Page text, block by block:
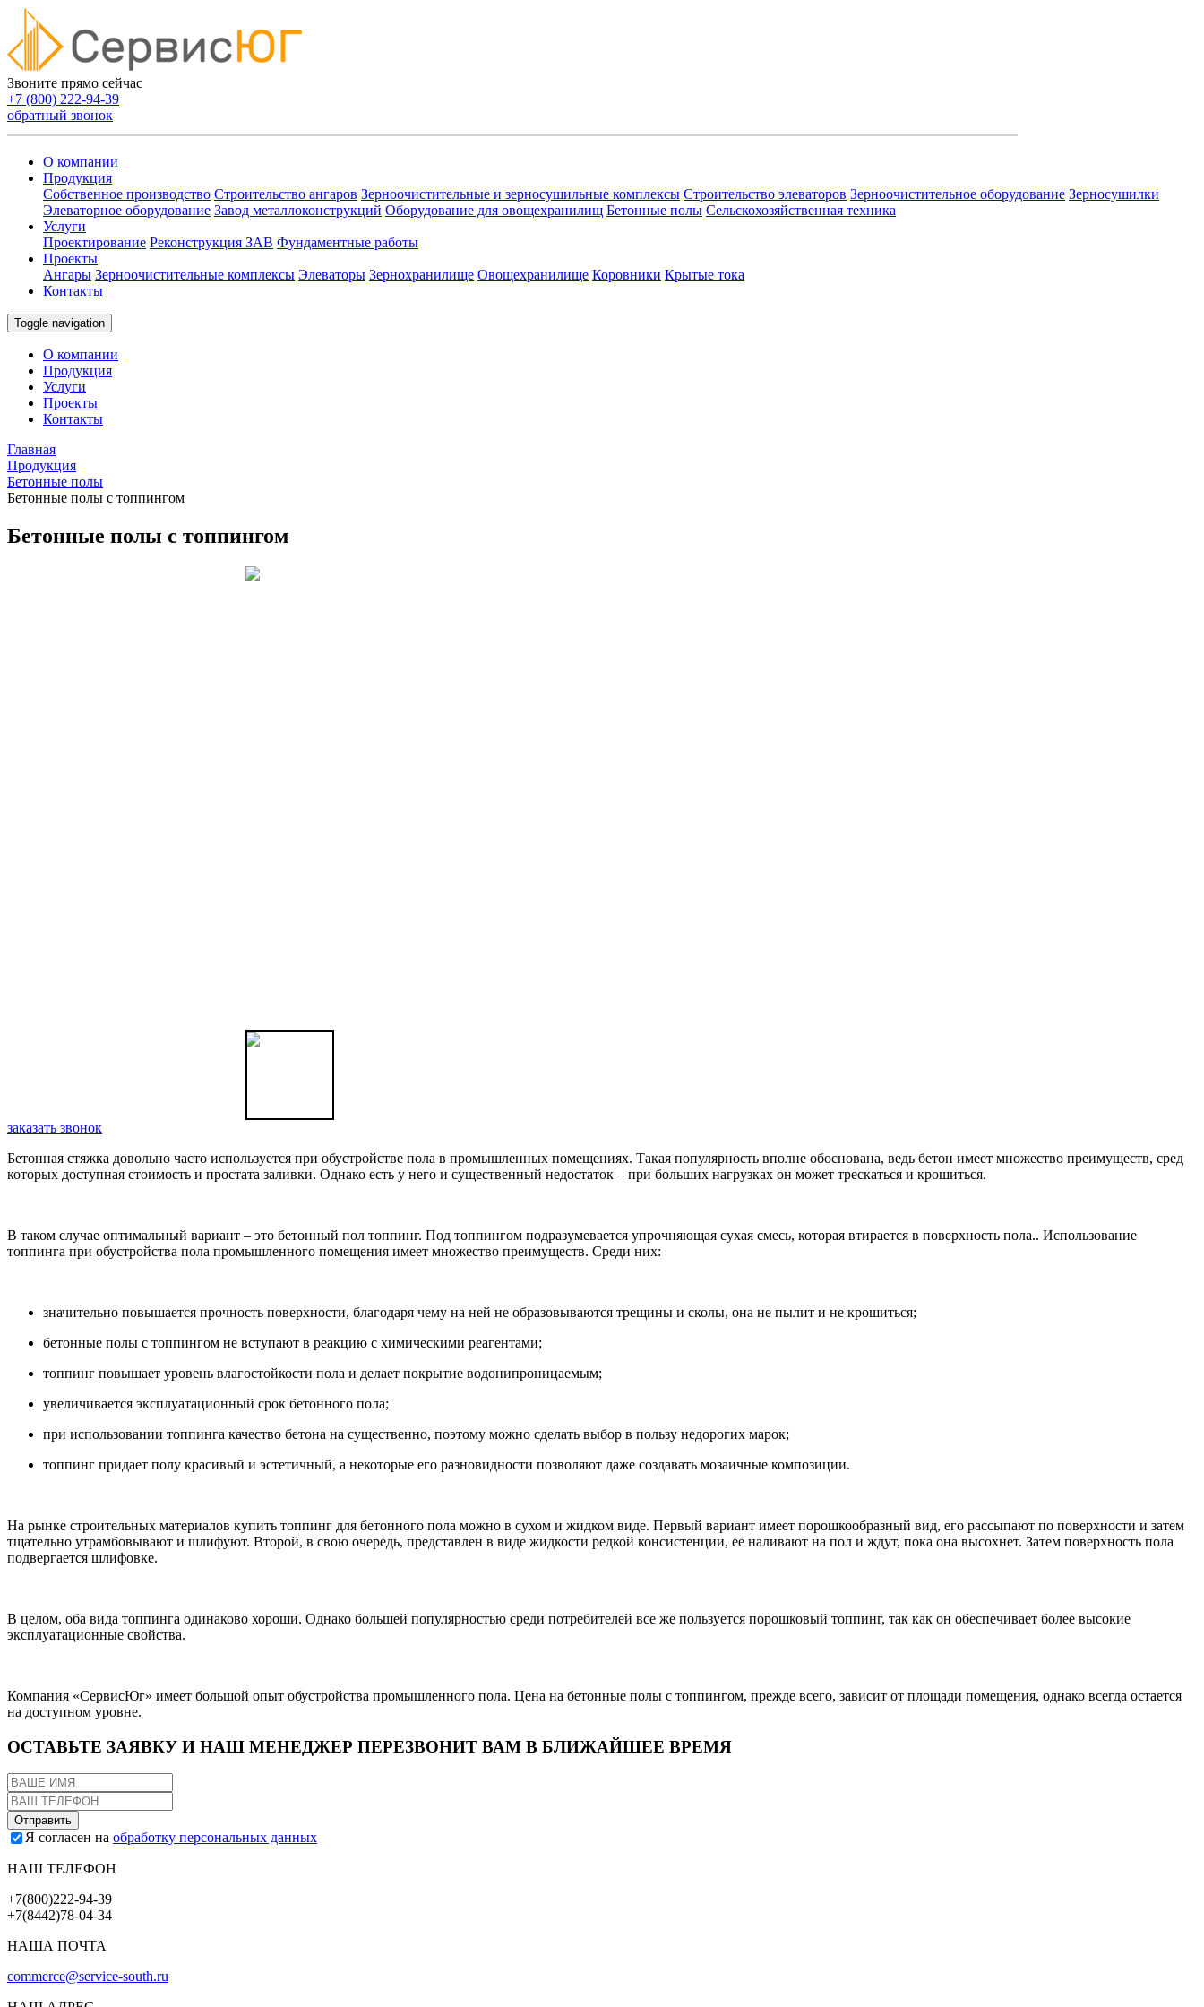
Звоните прямо сейчас
+7 (800) 222-94-39
обратный звонок
О компании
Продукция
Собственное производство Строительство ангаров Зерноочистительные и зерносушильные комплексы Строительство элеваторов Зерноочистительное оборудование Зерносушилки
Элеваторное оборудование Завод металлоконструкций Оборудование для овощехранилищ Бетонные полы Сельскохозяйственная техника
Услуги
Проектирование Реконструкция ЗАВ Фундаментные работы
Проекты
Ангары Зерноочистительные комплексы Элеваторы Зернохранилище Овощехранилищe Коровники Крытые тока
Контакты
Toggle navigation
О компании
Продукция
Услуги
Проекты
Контакты
Главная
Продукция
Бетонные полы
Бетонные полы с топпингом
Бетонные полы с топпингом
заказать звонок
Бетонная стяжка довольно часто используется при обустройстве пола в промышленных помещениях. Такая популярность вполне обоснована, ведь бетон имеет множество преимуществ, сред
которых доступная стоимость и простата заливки. Однако есть у него и существенный недостаток – при больших нагрузках он может трескаться и крошиться.
В таком случае оптимальный вариант – это бетонный пол топпинг. Под топпингом подразумевается упрочняющая сухая смесь, которая втирается в поверхность пола.. Использование
топпинга при обустройства пола промышленного помещения имеет множество преимуществ. Среди них:
значительно повышается прочность поверхности, благодаря чему на ней не образовываются трещины и сколы, она не пылит и не крошиться;
бетонные полы с топпингом не вступают в реакцию с химическими реагентами;
топпинг повышает уровень влагостойкости пола и делает покрытие водонипроницаемым;
увеличивается эксплуатационный срок бетонного пола;
при использовании топпинга качество бетона на существенно, поэтому можно сделать выбор в пользу недорогих марок;
топпинг придает полу красивый и эстетичный, а некоторые его разновидности позволяют даже создавать мозаичные композиции.
На рынке строительных материалов купить топпинг для бетонного пола можно в сухом и жидком виде. Первый вариант имеет порошкообразный вид, его рассыпают по поверхности и затем
тщательно утрамбовывают и шлифуют. Второй, в свою очередь, представлен в виде жидкости редкой консистенции, ее наливают на пол и ждут, пока она высохнет. Затем поверхность пола
подвергается шлифовке.
В целом, оба вида топпинга одинаково хороши. Однако большей популярностью среди потребителей все же пользуется порошковый топпинг, так как он обеспечивает более высокие
эксплуатационные свойства.
Компания «СервисЮг» имеет большой опыт обустройства промышленного пола. Цена на бетонные полы с топпингом, прежде всего, зависит от площади помещения, однако всегда остается
на доступном уровне.
ОСТАВЬТЕ ЗАЯВКУ И НАШ МЕНЕДЖЕР ПЕРЕЗВОНИТ ВАМ В БЛИЖАЙШЕЕ ВРЕМЯ
Я согласен на обработку персональных данных
НАШ ТЕЛЕФОН
+7(800)222-94-39
+7(8442)78-04-34
НАША ПОЧТА
commerce@service-south.ru